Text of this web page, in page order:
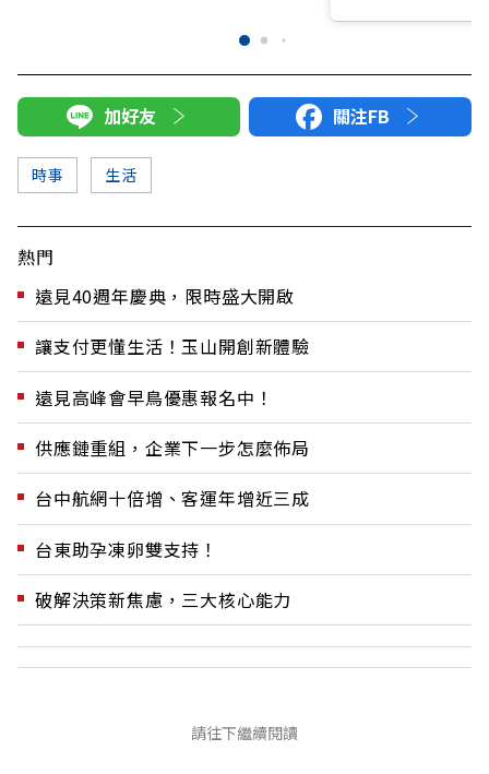
加好友 關注FB
時事 生活
熱門
遠見40週年慶典，限時盛大開啟
讓支付更懂生活！玉山開創新體驗
遠見高峰會早鳥優惠報名中！
供應鏈重組，企業下一步怎麼佈局
台中航網十倍增、客運年增近三成
台東助孕凍卵雙支持！
破解決策新焦慮，三大核心能力
請往下繼續閱讀